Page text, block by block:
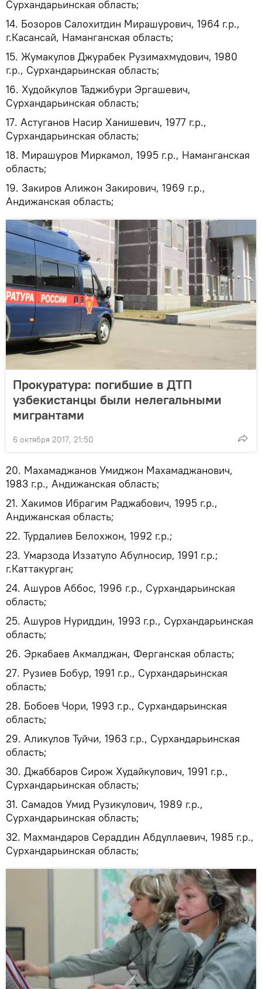
Сурхандарьинская область;
14. Бозоров Салохитдин Мирашурович, 1964 г.р.,
г.Касансай, Наманганская область;
15. Жумакулов Джурабек Рузимахмудович, 1980
г.р., Сурхандарьинская область;
16. Худойкулов Таджибури Эргашевич,
Сурхандарьинская область;
17. Астуганов Насир Ханишевич, 1977 г.р.,
Сурхандарьинская область;
18. Мирашуров Миркамол, 1995 г.р., Наманганская
область;
19. Закиров Алижон Закирович, 1969 г.р.,
Андижанская область;
Прокуратура: погибшие в ДТП
узбекистанцы были нелегальными
мигрантами
6 октября 2017, 21:50
20. Махамаджанов Умиджон Махамаджанович,
1983 г.р., Андижанская область;
21. Хакимов Ибрагим Раджабович, 1995 г.р.,
Андижанская область;
22. Турдалиев Белохжон, 1992 г.р.;
23. Умарзода Иззатуло Абулносир, 1991 г.р.;
г.Каттакурган;
24. Ашуров Аббос, 1996 г.р., Сурхандарьинская
область;
25. Ашуров Нуриддин, 1993 г.р., Сурхандарьинская
область;
26. Эркабаев Акмалджан, Ферганская область;
27. Рузиев Бобур, 1991 г.р., Сурхандарьинская
область;
28. Бобоев Чори, 1993 г.р., Сурхандарьинская
область;
29. Аликулов Туйчи, 1963 г.р., Сурхандарьинская
область;
30. Джаббаров Сирож Худайкулович, 1991 г.р.,
Сурхандарьинская область;
31. Самадов Умид Рузикулович, 1989 г.р.,
Сурхандарьинская область;
32. Махмандаров Сераддин Абдуллаевич, 1985 г.р.,
Сурхандарьинская область;